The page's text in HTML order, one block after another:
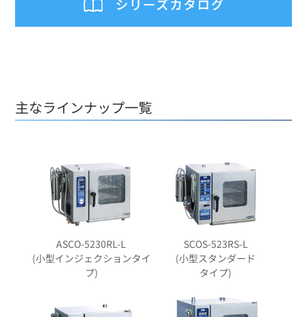
主なラインナップ一覧
ASCO-5230RL-L
(小型インジェクションタイ
プ)
SCOS-523RS-L
(小型スタンダード
タイプ)